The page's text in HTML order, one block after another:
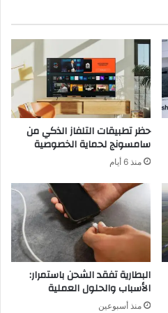
حظر تطبيقات التلفاز الذكي من
سامسونج لحماية الخصوصية
منذ 6 أيام
البطارية تفقد الشحن باستمرار:
الأسباب والحلول العملية
منذ أسبوعين